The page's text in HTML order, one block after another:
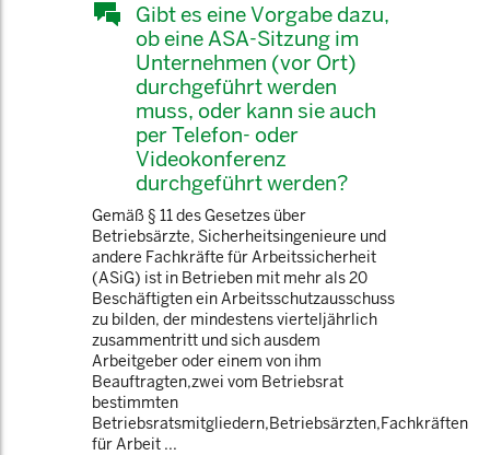
Gibt es eine Vorgabe dazu,
ob eine ASA-Sitzung im
Unternehmen (vor Ort)
durchgeführt werden
muss, oder kann sie auch
per Telefon- oder
Videokonferenz
durchgeführt werden?
Gemäß § 11 des Gesetzes über
Betriebsärzte, Sicherheitsingenieure und
andere Fachkräfte für Arbeitssicherheit
(ASiG) ist in Betrieben mit mehr als 20
Beschäftigten ein Arbeitsschutzausschuss
zu bilden, der mindestens vierteljährlich
zusammentritt und sich ausdem
Arbeitgeber oder einem von ihm
Beauftragten,zwei vom Betriebsrat
bestimmten
Betriebsratsmitgliedern,Betriebsärzten,Fachkräften
für Arbeit ...